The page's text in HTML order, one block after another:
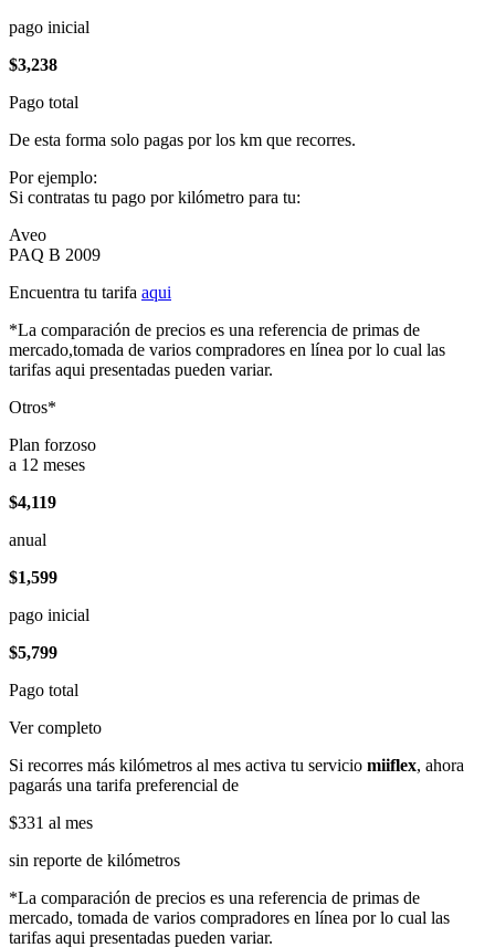
pago inicial
$3,238
Pago total
De esta forma solo pagas por los km que recorres.
Por ejemplo:
Si contratas tu pago por kilómetro para tu:
Aveo
PAQ B 2009
Encuentra tu tarifa aqui
*La comparación de precios es una referencia de primas de
mercado,tomada de varios compradores en línea por lo cual las
tarifas aqui presentadas pueden variar.
Otros*
Plan forzoso
a 12 meses
$4,119
anual
$1,599
pago inicial
$5,799
Pago total
Ver completo
Si recorres más kilómetros al mes activa tu servicio miiflex, ahora
pagarás una tarifa preferencial de
$331 al mes
sin reporte de kilómetros
*La comparación de precios es una referencia de primas de
mercado, tomada de varios compradores en línea por lo cual las
tarifas aqui presentadas pueden variar.